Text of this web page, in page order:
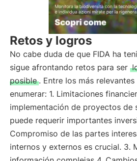
Retos y logros
No cabe duda de que FIDA ha
sigue afrontando retos para ser
posible . Entre los más
enumerar: 1. Limitaciones
implementación de proyectos de
puede requerir importantes
Compromiso de las partes
internos y externos es crucial. 3.